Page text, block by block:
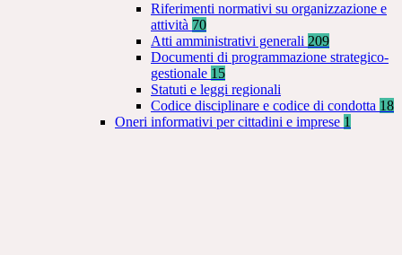
Riferimenti normativi su organizzazione e
attività 70
Atti amministrativi generali 209
Documenti di programmazione strategico-
gestionale 15
Statuti e leggi regionali
Codice disciplinare e codice di condotta 18
Oneri informativi per cittadini e imprese 1